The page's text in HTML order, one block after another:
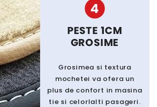
4
PESTE 1CM
GROSIME
Grosimea si textura
mochetei va ofera un
plus de confort in masina
tie si celorlalti pasageri.